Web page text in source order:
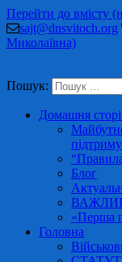
Перейти до вмісту
sajt@dnsvitoch.org
Миколаївна)
Пошук:
Домашня
Блог
«Перша
Головна